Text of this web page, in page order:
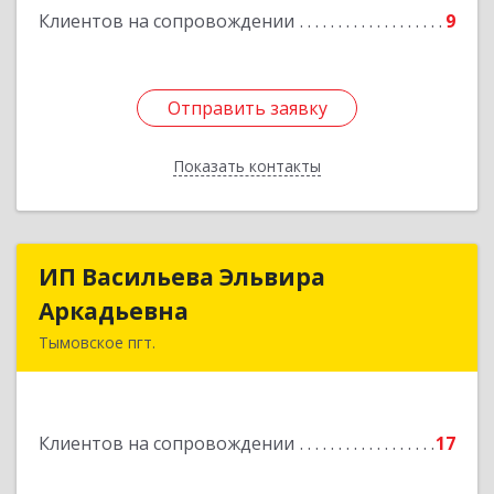
Клиентов на сопровождении 9
Отправить заявку
Показать контакты
Отправить заявку
Назад
ИП Васильева Эльвира
Аркадьевна
Тымовское пгт.
Клиентов на сопровождении 17
ИП Васильева Эльвира